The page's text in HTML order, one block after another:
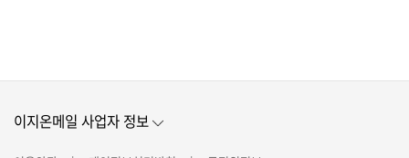
이지온메일 사업자 정보